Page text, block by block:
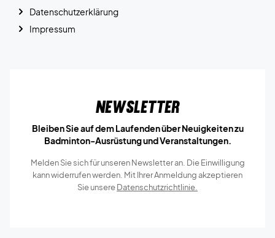
Datenschutzerklärung
Impressum
Newsletter
Bleiben Sie auf dem Laufenden über Neuigkeiten zu
Badminton-Ausrüstung und Veranstaltungen.
Melden Sie sich für unseren Newsletter an. Die Einwilligung
kann widerrufen werden. Mit Ihrer Anmeldung akzeptieren
Sie unsereDatenschutzrichtlinie.